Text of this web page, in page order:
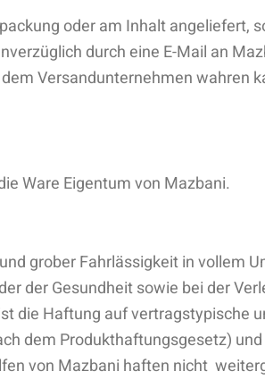
oder am Inhalt angeliefert,
durch eine E-Mail an
Versandunternehmen wahren
Ware Eigentum von Mazbani.
grober Fahrlässigkeit in vollem
der Gesundheit sowie bei der
die Haftung auf vertragstypische
dem Produkthaftungsgesetz)
von Mazbani haften nicht